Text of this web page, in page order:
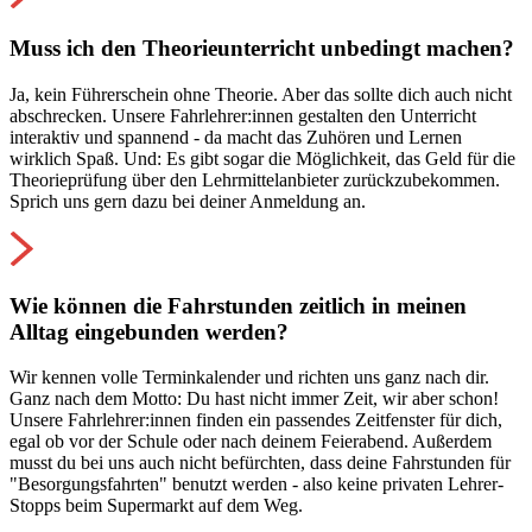
Muss ich den Theorieunterricht unbedingt machen?
Ja, kein Führerschein ohne Theorie. Aber das sollte dich auch nicht
abschrecken. Unsere Fahrlehrer:innen gestalten den Unterricht
interaktiv und spannend - da macht das Zuhören und Lernen
wirklich Spaß. Und: Es gibt sogar die Möglichkeit, das Geld für die
Theorieprüfung über den Lehrmittelanbieter zurückzubekommen.
Sprich uns gern dazu bei deiner Anmeldung an.
Wie können die Fahrstunden zeitlich in meinen
Alltag eingebunden werden?
Wir kennen volle Terminkalender und richten uns ganz nach dir.
Ganz nach dem Motto: Du hast nicht immer Zeit, wir aber schon!
Unsere Fahrlehrer:innen finden ein passendes Zeitfenster für dich,
egal ob vor der Schule oder nach deinem Feierabend. Außerdem
musst du bei uns auch nicht befürchten, dass deine Fahrstunden für
"Besorgungsfahrten" benutzt werden - also keine privaten Lehrer-
Stopps beim Supermarkt auf dem Weg.